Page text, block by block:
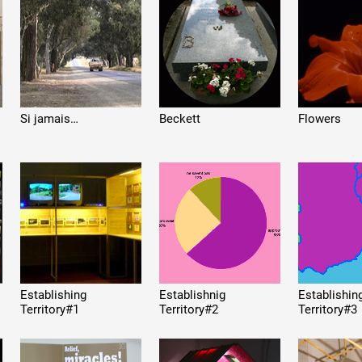
public
Si jamais… Beckett Flowers
Establishing
Territory#1
Establishnig
Territory#2
Territory#3